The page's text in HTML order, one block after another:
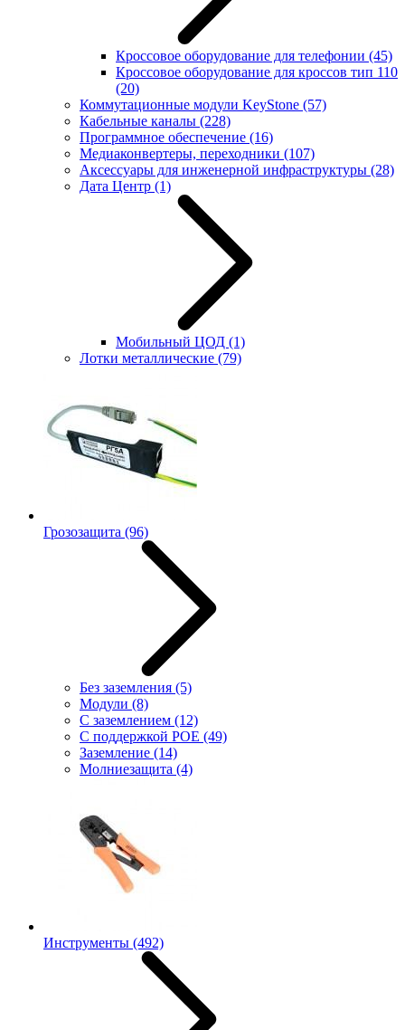
Кроссовое оборудование для телефонии (45)
Кроссовое оборудование для кроссов тип 110
(20)
Коммутационные модули KeyStone (57)
Кабельные каналы (228)
Программное обеспечение (16)
Медиаконвертеры, переходники (107)
Аксессуары для инженерной инфраструктуры (28)
Дата Центр (1)
Мобильный ЦОД (1)
Лотки металлические (79)
Грозозащита (96)
Без заземления (5)
Модули (8)
С заземлением (12)
С поддержкой POE (49)
Заземление (14)
Молниезащита (4)
Инструменты (492)